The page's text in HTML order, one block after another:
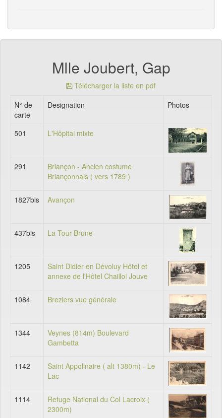
Mlle Joubert, Gap
Télécharger la liste en pdf
N° de
carte
Designation Photos
501 L'Hôpital mixte
291
Briançon - Ancien costume
Briançonnais ( vers 1789 )
1827bis Avançon
437bis La Tour Brune
1205
Saint Didier en Dévoluy Hôtel et
annexe de l'Hôtel Chaillol Jouve
1084 Breziers vue générale
1344
Veynes (814m) Boulevard
Gambetta
1142
Saint Appolinaire ( alt 1380m) - Le
Lac
1114
Refuge National du Col Lacroix (
2300m)